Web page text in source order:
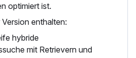
optimiert ist.
enthalten:
hybride
mit Retrievern und